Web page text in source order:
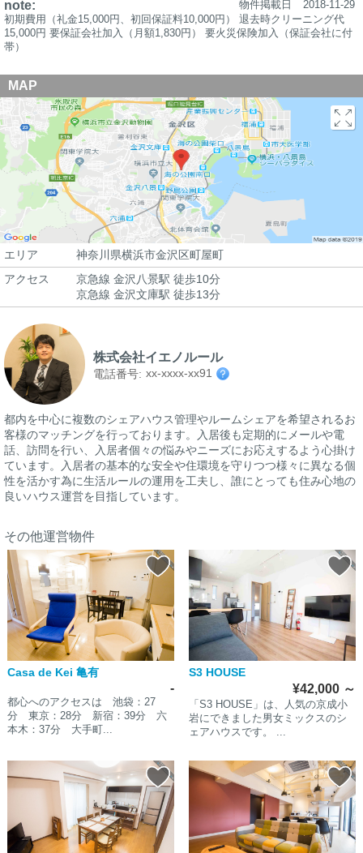
note: 物件掲載日
2018-11-29
初期費用（礼金15,000円、初回保証料10,000円） 退去時クリーニング代
15,000円 要保証会社加入（月額1,830円） 要火災保険加入（保証会社に付
帯）
MAP
エリア
神奈川県横浜市金沢区町屋町
アクセス
京急線 金沢八景駅 徒歩10分
京急線 金沢文庫駅 徒歩13分
株式会社イエノルール
電話番号: xx-xxxx-xx91
都内を中心に複数のシェアハウス管理やルームシェアを希望されるお
客様のマッチングを行っております。入居後も定期的にメールや電
話、訪問を行い、入居者個々の悩みやニーズにお応えするよう心掛け
ています。入居者の基本的な安全や住環境を守りつつ様々に異なる個
性を活かす為に生活ルールの運用を工夫し、誰にとっても住み心地の
良いハウス運営を目指しています。
その他運営物件
Casa de Kei 亀有
-
都心へのアクセスは 池袋：27
分 東京：28分 新宿：39分 六
本木：37分 大手町...
S3 HOUSE
¥42,000 ～
「S3 HOUSE」は、人気の京成小
岩にできました男女ミックスのシ
ェアハウスです。 ...